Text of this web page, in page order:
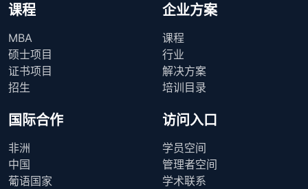
课程
MBA
硕士项目
证书项目
招生
企业方案
课程
行业
解决方案
培训目录
国际合作
非洲
中国
葡语国家
访问入口
学员空间
管理者空间
学术联系